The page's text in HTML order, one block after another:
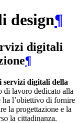
design¶
digitali
¶
servizi digitali della
di lavoro dedicato alla
l’obiettivo di fornire
la progettazione e la
la cittadinanza.